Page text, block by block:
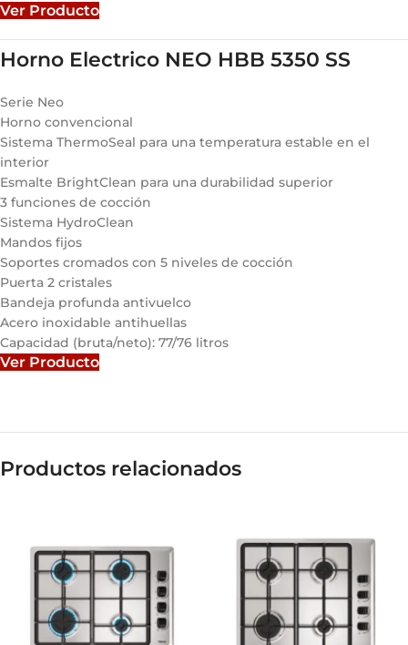
Ver Producto
Horno Electrico NEO HBB 5350 SS
Serie Neo
Horno convencional
Sistema ThermoSeal para una temperatura estable en el
interior
Esmalte BrightClean para una durabilidad superior
3 funciones de cocción
Sistema HydroClean
Mandos fijos
Soportes cromados con 5 niveles de cocción
Puerta 2 cristales
Bandeja profunda antivuelco
Acero inoxidable antihuellas
Capacidad (bruta/neto): 77/76 litros
Ver Producto
Productos relacionados